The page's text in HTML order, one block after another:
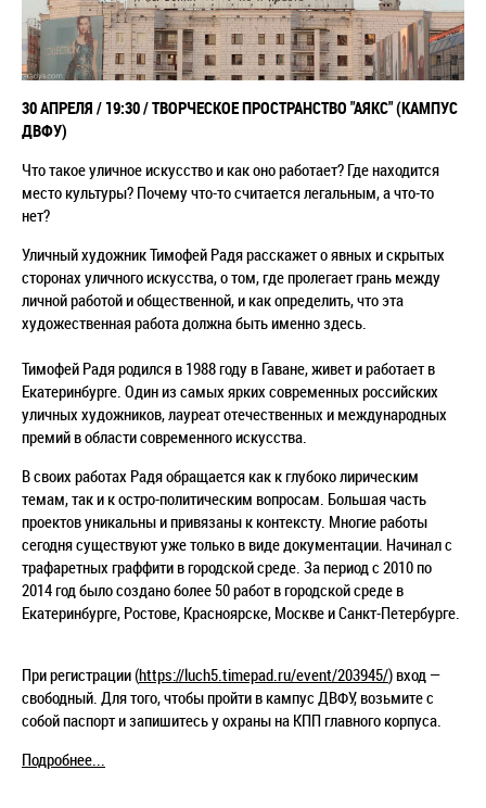
30 АПРЕЛЯ / 19:30 / ТВОРЧЕСКОЕ ПРОСТРАНСТВО "АЯКС" (КАМПУС
ДВФУ)
Что такое уличное искусство и как оно работает? Где находится
место культуры? Почему что-то считается легальным, а что-то
нет?
Уличный художник Тимофей Радя расскажет о явных и скрытых
сторонах уличного искусства, о том, где пролегает грань между
личной работой и общественной, и как определить, что эта
художественная работа должна быть именно здесь.
Тимофей Радя родился в 1988 году в Гаване, живет и работает в
Екатеринбурге. Один из самых ярких современных российских
уличных художников, лауреат отечественных и международных
премий в области современного искусства.
В своих работах Радя обращается как к глубоко лирическим
темам, так и к остро-политическим вопросам. Большая часть
проектов уникальны и привязаны к контексту. Многие работы
сегодня существуют уже только в виде документации. Начинал с
трафаретных граффити в городской среде. За период с 2010 по
2014 год было создано более 50 работ в городской среде в
Екатеринбурге, Ростове, Красноярске, Москве и Санкт-Петербурге.
При регистрации (https://luch5.timepad.ru/event/203945/) вход —
свободный. Для того, чтобы пройти в кампус ДВФУ, возьмите с
собой паспорт и запишитесь у охраны на КПП главного корпуса.
Подробнее...